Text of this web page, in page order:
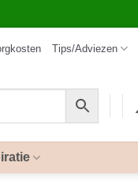
Tips/Adviezen